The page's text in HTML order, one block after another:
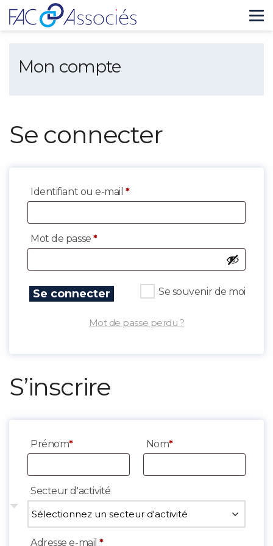
Mon compte
Se connecter
Identifiant ou e-mail*Obligatoire
Mot de passe*Obligatoire
Se souvenir de moi
Se connecter
Mot de passe perdu ?
S’inscrire
Prénom* Nom*
Secteur d'activité
Adresse e-mail*Obligatoire